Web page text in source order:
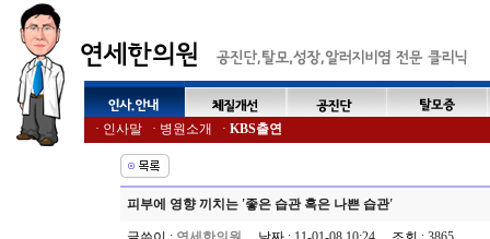
· 인사말 · 병원소개 · KBS출연
피부에 영향 끼치는 '좋은 습관 혹은 나쁜 습관'